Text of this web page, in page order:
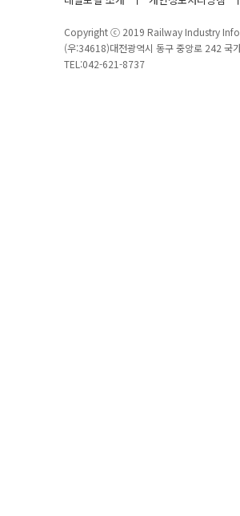
Copyright ⓒ 2019 Railway Industry
(우:34618)대전광역시 동구 중앙로 242 국
TEL:042-621-8737